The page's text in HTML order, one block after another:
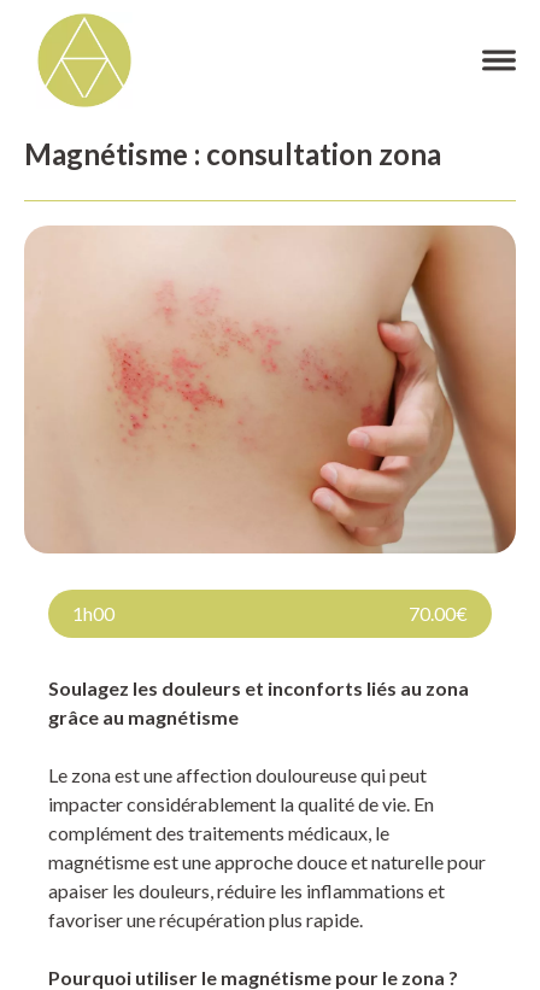
Magnétisme : consultation zona
1h00 70.00€
Soulagez les douleurs et inconforts liés au zona
grâce au magnétisme
Le zona est une affection douloureuse qui peut
impacter considérablement la qualité de vie. En
complément des traitements médicaux, le
magnétisme est une approche douce et naturelle pour
apaiser les douleurs, réduire les inflammations et
favoriser une récupération plus rapide.
Pourquoi utiliser le magnétisme pour le zona ?